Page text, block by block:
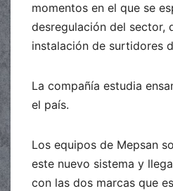
momentos en el que se
desregulación del sector,
instalación de surtidores
La compañía estudia
el país.
Los equipos de Mepsan
este nuevo sistema y
con las dos marcas que